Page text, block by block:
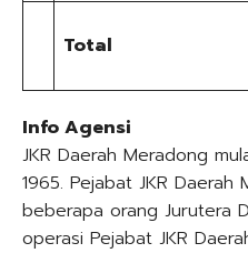
Total
Info Agensi
JKR Daerah Meradong
1965. Pejabat JKR
beberapa orang Jurutera
operasi Pejabat JKR